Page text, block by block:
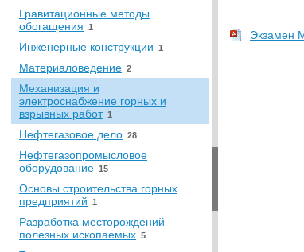
Гравитационные методы
обогащения 1
Инженерные конструкции 1
Материаловедение 2
Механизация и
электроснабжение горных и
взрывных работ 1
Нефтегазовое дело 28
Нефтегазопромысловое
оборудование 15
Основы строительства горных
предприятий 1
Разработка месторождений
полезных ископаемых 5
Экзамен